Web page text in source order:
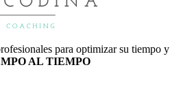
para optimizar su tiempo y
AL TIEMPO